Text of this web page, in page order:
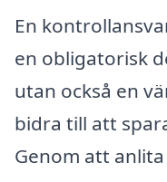
En
en obligatorisk
utan också en
bidra till att
Genom att